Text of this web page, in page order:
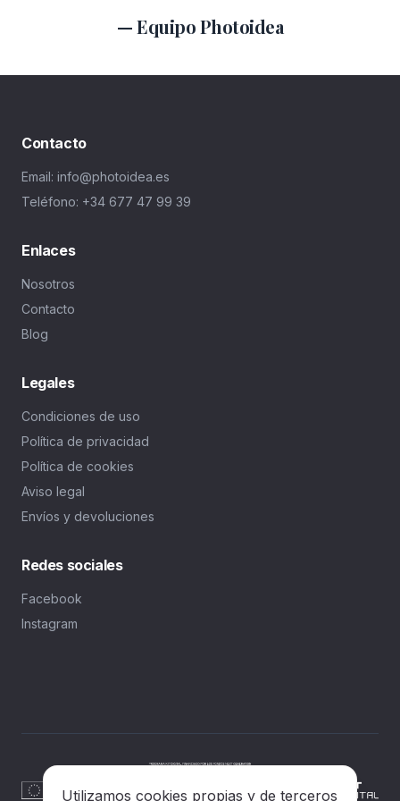
— Equipo Photoidea
Contacto
Email: info@photoidea.es
Teléfono: +34 677 47 99 39
Enlaces
Nosotros
Contacto
Blog
Legales
Condiciones de uso
Política de privacidad
Política de cookies
Aviso legal
Envíos y devoluciones
Redes sociales
Facebook
Instagram
Utilizamos cookies propias y de terceros